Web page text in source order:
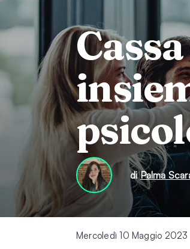
diPalma
Mercoledì 10 Maggio 2023